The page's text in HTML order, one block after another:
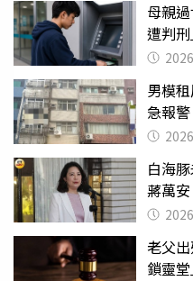
母親
遭判
男模
急報
白海
蔣萬
老父
鎖靈